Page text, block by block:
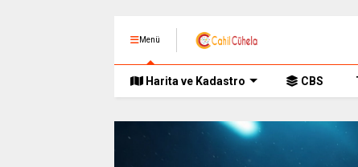
Menü
Harita ve Kadastro CBS